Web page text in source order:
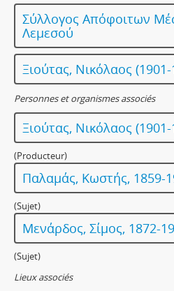
Σύλλογος Απόφοιτων
Λεμεσού
Ξιούτας, Νικόλαος
Personnes et organismes associés
Ξιούτας, Νικόλαος
(Producteur)
Παλαμάς, Κωστής, 1859-
(Sujet)
Μενάρδος, Σίμος, 1872-
(Sujet)
Lieux associés